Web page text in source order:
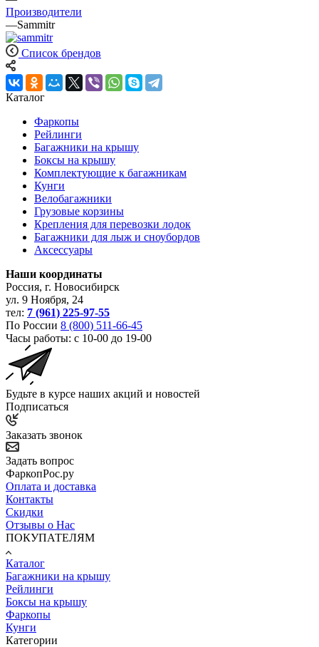
Производители
—Sammitr
Список брендов
Каталог
Фаркопы
Рейлинги
Багажники на крышу
Боксы на крышу
Комплектующие к багажникам
Кунги
Велобагажники
Грузовые корзины
Крепления для перевозки лодок
Багажники для лыж и сноубордов
Аксессуары
Наши координаты
Россия, г. Новосибирск
ул. 9 Ноября, 24
тел: 7 (961) 225-97-55
По России 8 (800) 511-66-45
Часы работы: с 10-00 до 19-00
Будьте в курсе наших акций и новостей
Подписаться
Заказать звонок
Задать вопрос
ФаркопРос.ру
Оплата и доставка
Контакты
Скидки
Отзывы о Нас
ПОКУПАТЕЛЯМ
Каталог
Багажники на крышу
Рейлинги
Боксы на крышу
Фаркопы
Кунги
Категории